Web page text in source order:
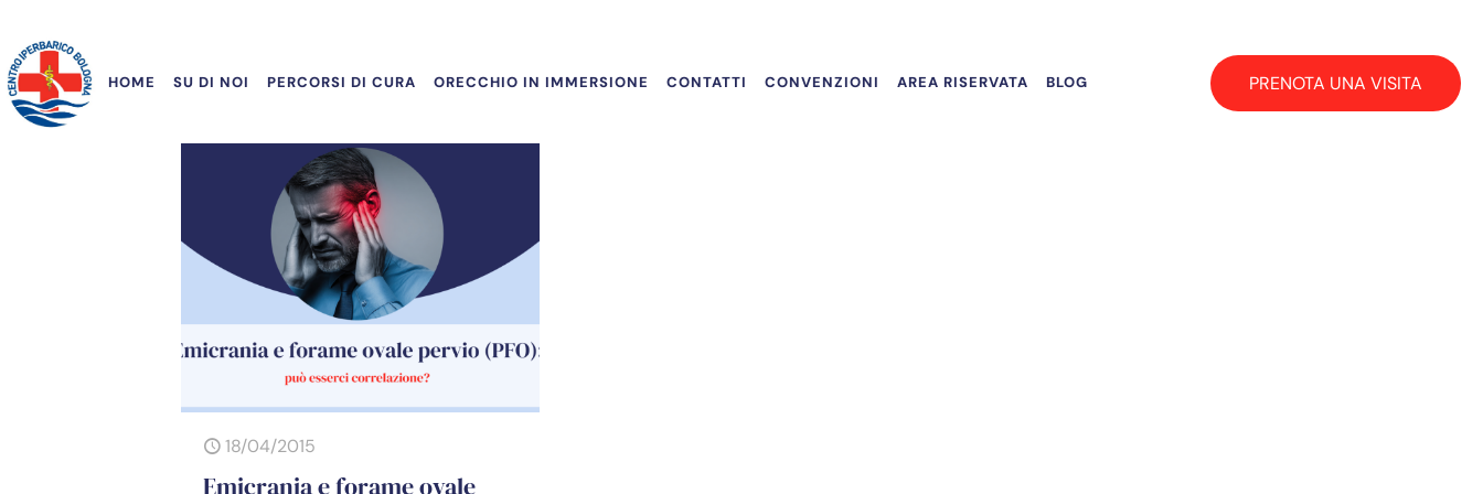
HOME SU DI NOI PERCORSI DI CURA ORECCHIO IN IMMERSIONE CONTATTI CONVENZIONI AREA RISERVATA BLOG PRENOTA UNA VISITA
18/04/2015
Emicrania e forame ovale